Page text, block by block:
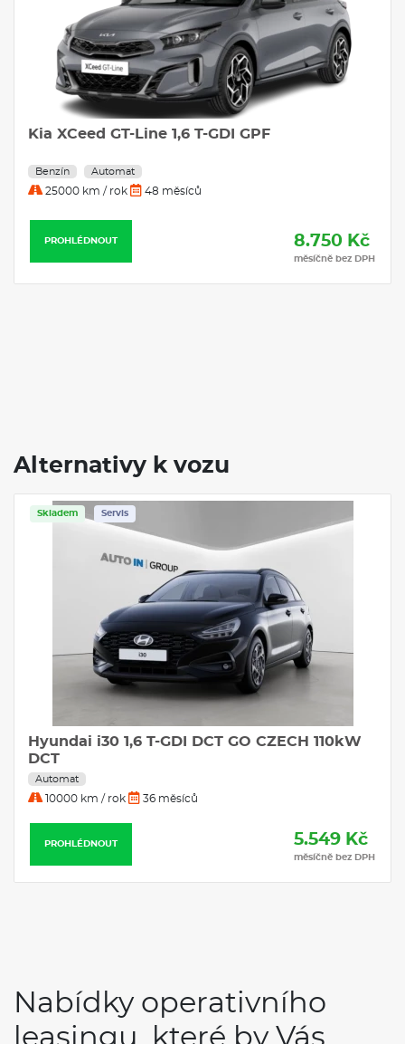
Kia XCeed GT-Line 1,6 T-GDI GPF
Benzín Automat
25000 km / rok 48 měsíců
PROHLÉDNOUT 8.750 Kč
měsíčně bez DPH
Alternativy k vozu
Servis
Hyundai i30 1,6 T-GDI DCT GO CZECH 110kW
DCT
Automat
10000 km / rok 36 měsíců
PROHLÉDNOUT 5.549 Kč
měsíčně bez DPH
Nabídky operativního
leasingu, které by Vás